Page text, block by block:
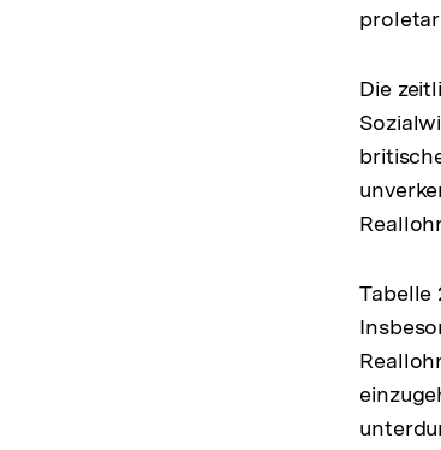
Die
Tabelle